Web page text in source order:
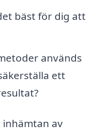
bäst för dig att
används
ett
av